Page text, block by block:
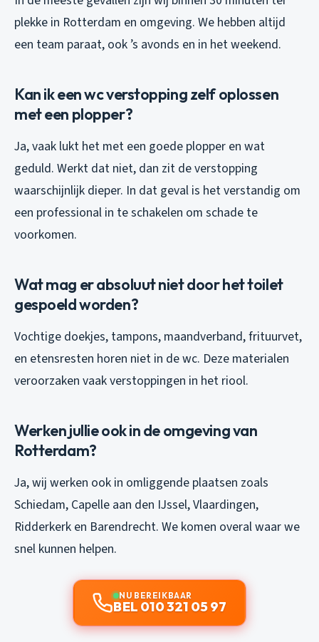
plekke in Rotterdam en omgeving. We hebben altijd
een team paraat, ook ’s avonds en in het weekend.
Kan ik een wc verstopping zelf oplossen
met een plopper?
Ja, vaak lukt het met een goede plopper en wat
geduld. Werkt dat niet, dan zit de verstopping
waarschijnlijk dieper. In dat geval is het verstandig om
een professional in te schakelen om schade te
voorkomen.
Wat mag er absoluut niet door het toilet
gespoeld worden?
Vochtige doekjes, tampons, maandverband, frituurvet,
en etensresten horen niet in de wc. Deze materialen
veroorzaken vaak verstoppingen in het riool.
Werken jullie ook in de omgeving van
Rotterdam?
Ja, wij werken ook in omliggende plaatsen zoals
Schiedam, Capelle aan den IJssel, Vlaardingen,
Ridderkerk en Barendrecht. We komen overal waar we
snel kunnen helpen.
NU BEREIKBAAR
BEL 010 321 05 97